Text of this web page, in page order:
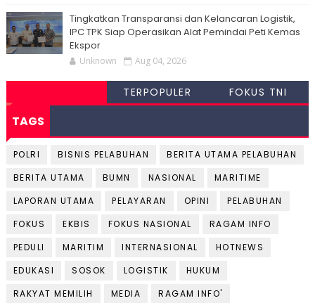
Tingkatkan Transparansi dan Kelancaran Logistik,
IPC TPK Siap Operasikan Alat Pemindai Peti Kemas
Ekspor
Unknown Aug 04, 2026
TERPOPULER FOKUS TNI
TAGS
POLRI BISNIS PELABUHAN
BERITA UTAMA PELABUHAN
BERITA UTAMA
BUMN NASIONAL
MARITIME
LAPORAN UTAMA
PELAYARAN OPINI
PELABUHAN
FOKUS
EKBIS FOKUS NASIONAL
RAGAM INFO
PEDULI
MARITIM INTERNASIONAL
HOTNEWS
EDUKASI
SOSOK LOGISTIK
HUKUM
RAKYAT MEMILIH
MEDIA
RAGAM INFO'